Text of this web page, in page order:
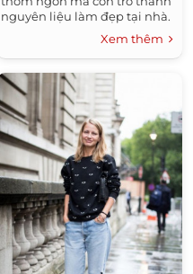
nguyên liệu làm đẹp tại nhà.
Xem thêm